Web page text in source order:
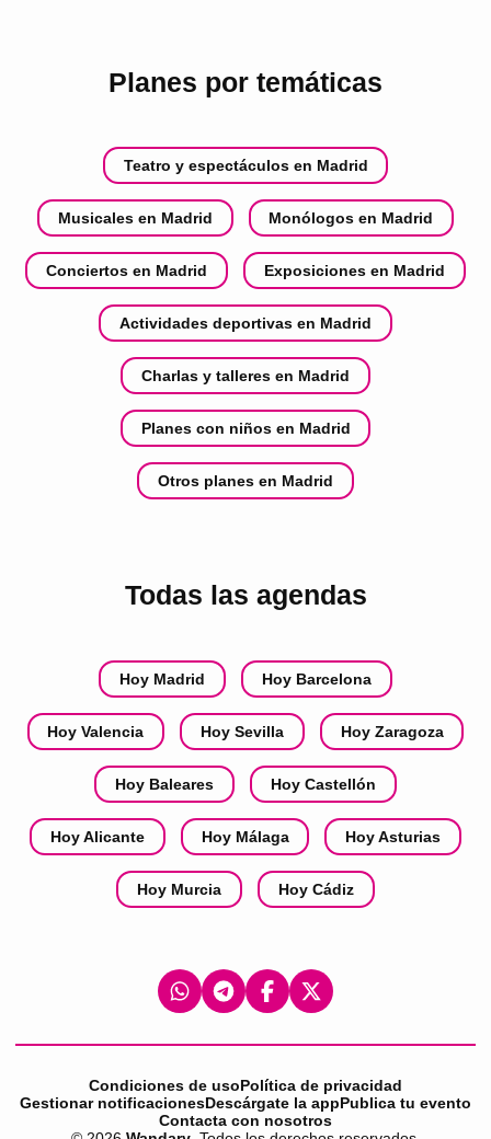
Planes por temáticas
Teatro y espectáculos en Madrid
Musicales en Madrid Monólogos en Madrid
Conciertos en Madrid Exposiciones en Madrid
Actividades deportivas en Madrid
Charlas y talleres en Madrid
Planes con niños en Madrid
Otros planes en Madrid
Todas las agendas
Hoy Madrid Hoy Barcelona
Hoy Valencia Hoy Sevilla Hoy Zaragoza
Hoy Baleares Hoy Castellón
Hoy Alicante Hoy Málaga Hoy Asturias
Hoy Murcia Hoy Cádiz
Condiciones de usoPolítica de privacidad
Gestionar notificacionesDescárgate la appPublica tu evento
Contacta con nosotros